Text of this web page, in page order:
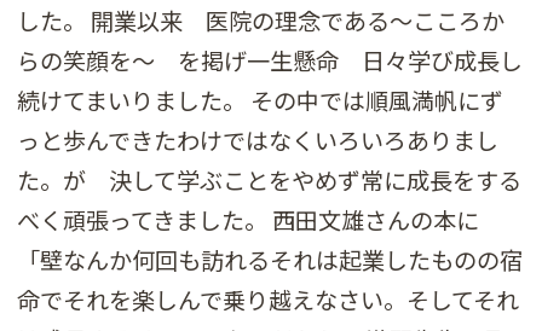
した。 開業以来 医院の理念である～こころか
らの笑顔を～ を掲げ一生懸命 日々学び成長し
続けてまいりました。 その中では順風満帆にず
っと歩んできたわけではなくいろいろありまし
た。が 決して学ぶことをやめず常に成長をする
べく頑張ってきました。 西田文雄さんの本に
「壁なんか何回も訪れるそれは起業したものの宿
命でそれを楽しんで乗り越えなさい。そしてそれ